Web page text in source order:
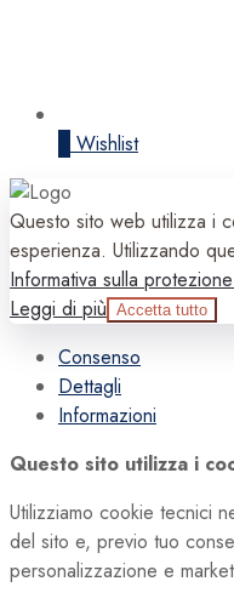
Wishlist
Questo sito web utilizza i
esperienza. Utilizzando
Informativa sulla
Leggi di più Accetta tutto
Consenso
Dettagli
Informazioni
Questo sito utilizza i
Utilizziamo cookie tecnici
del sito e, previo tuo
personalizzazione e